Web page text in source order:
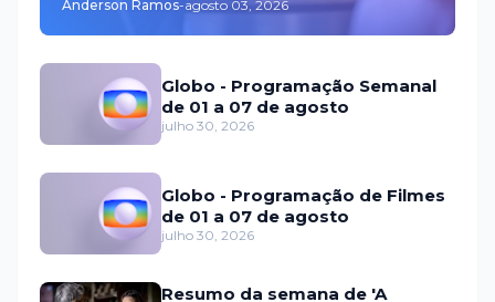
Anderson Ramos-agosto 03, 2026
Globo - Programação Semanal
de 01 a 07 de agosto
julho 30, 2026
Globo - Programação de Filmes
de 01 a 07 de agosto
julho 30, 2026
Resumo da semana de 'A